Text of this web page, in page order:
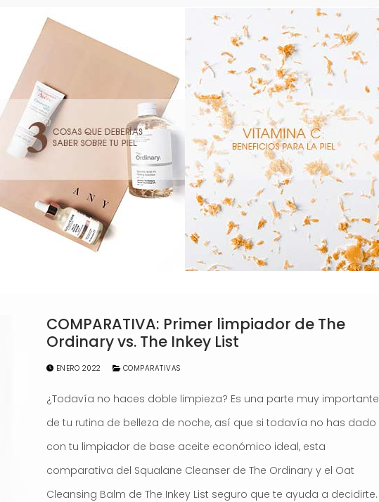
COMPARATIVA: Primer limpiador de The
Ordinary vs. The Inkey List
ENERO 2022 COMPARATIVAS
¿Todavía no haces doble limpieza? Es una parte muy importante
de tu rutina de belleza de noche, así que si todavía no has dado
con tu limpiador de base aceite económico ideal, esta
comparativa del Squalane Cleanser de The Ordinary y el Oat
Cleansing Balm de The Inkey List seguro que te ayuda a decidirte.